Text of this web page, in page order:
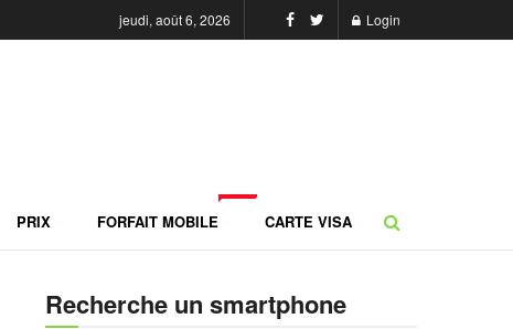
jeudi, août 6, 2026 Login
PRIX FORFAIT MOBILE CARTE VISA
Recherche un smartphone